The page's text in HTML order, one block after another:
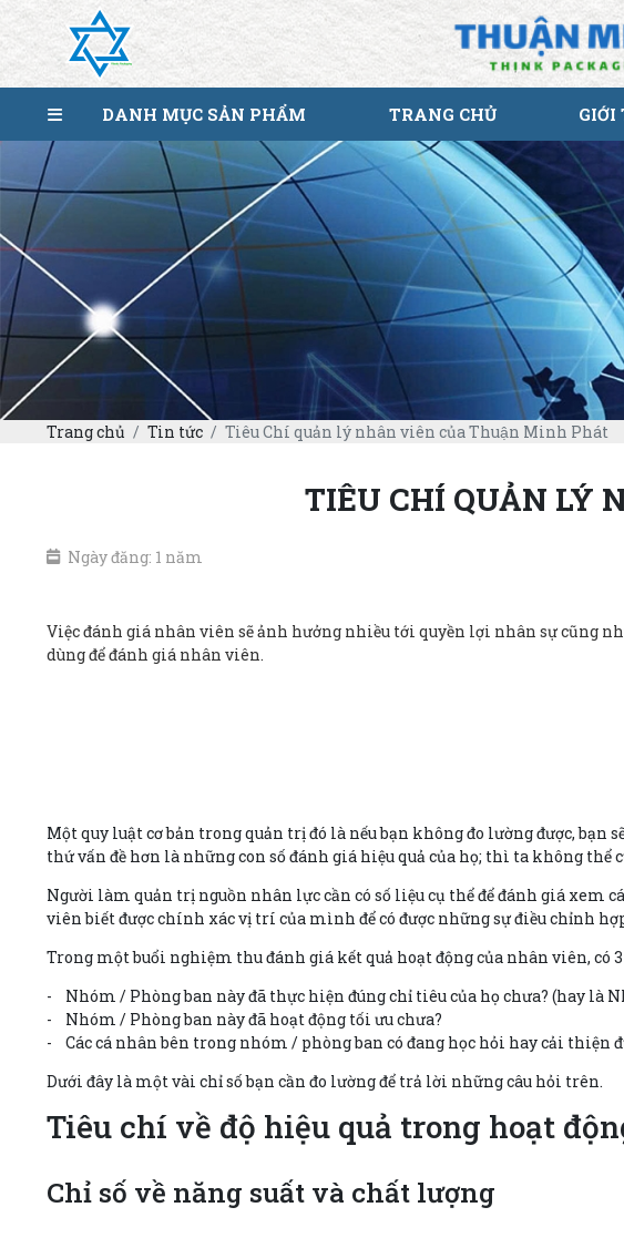
DANH MỤC SẢN PHẨM TRANG CHỦ GIỚI
Trang chủ Tin tức Tiêu Chí quản lý nhân viên của Thuận Minh Phát
TIÊU CHÍ QUẢN LÝ
Ngày đăng: 1 năm
Việc đánh giá nhân viên sẽ ảnh hưởng nhiều tới quyền lợi nhân sự cũng
dùng để đánh giá nhân viên.
Một quy luật cơ bản trong quản trị đó là nếu bạn không đo lường được,
thứ vấn đề hơn là những con số đánh giá hiệu quả của họ; thì ta không
Người làm quản trị nguồn nhân lực cần có số liệu cụ thể để đánh giá xem
viên biết được chính xác vị trí của mình để có được những sự điều chỉnh
Trong một buổi nghiệm thu đánh giá kết quả hoạt động của nhân viên, có
- Nhóm / Phòng ban này đã thực hiện đúng chỉ tiêu của họ chưa? (hay là
- Nhóm / Phòng ban này đã hoạt động tối ưu chưa?
- Các cá nhân bên trong nhóm / phòng ban có đang học hỏi hay cải thiện
Dưới đây là một vài chỉ số bạn cần đo lường để trả lời những câu hỏi trên.
Tiêu chí về độ hiệu quả trong hoạt
Chỉ số về năng suất và chất lượng